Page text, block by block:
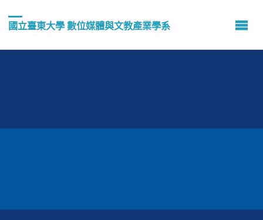
國立臺東大學 數位媒體與文教產業學系